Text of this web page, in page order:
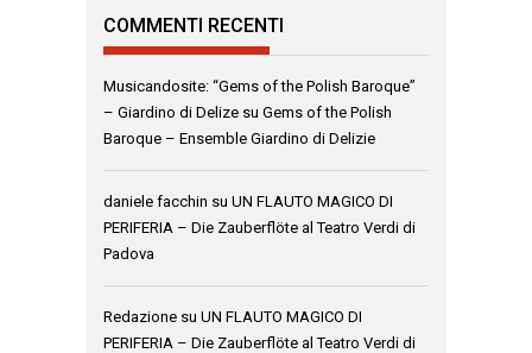
COMMENTI RECENTI
Musicandosite: “Gems of the Polish Baroque”
– Giardino di Delize su Gems of the Polish
Baroque – Ensemble Giardino di Delizie
daniele facchin su UN FLAUTO MAGICO DI
PERIFERIA – Die Zauberflöte al Teatro Verdi di
Padova
Redazione su UN FLAUTO MAGICO DI
PERIFERIA – Die Zauberflöte al Teatro Verdi di